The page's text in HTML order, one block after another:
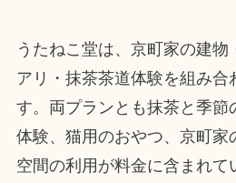
うたねこ堂は、京町家の建物
アリ・抹茶茶道体験を組み合
す。両プランとも抹茶と季節
体験、猫用のおやつ、京町家
空間の利用が料金に含まれて